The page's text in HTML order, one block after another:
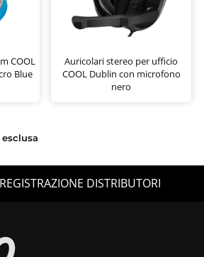
COOL
Blue
Auricolari stereo per ufficio
COOL Dublin con microfono
nero
esclusa
DISTRIBUTORI